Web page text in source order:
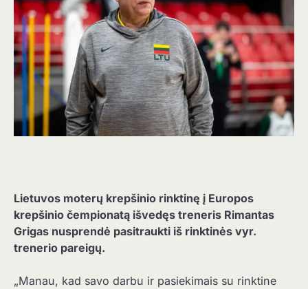
Lietuvos moterų krepšinio rinktinę į Europos
krepšinio čempionatą išvedęs treneris Rimantas
Grigas nusprendė pasitraukti iš rinktinės vyr.
trenerio pareigų.
„Manau, kad savo darbu ir pasiekimais su rinktine